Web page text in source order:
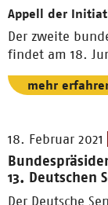
Appell der
Der zweite
findet am 18.
mehr
18. Februar 2021
13. Deutschen
Der Deutsche